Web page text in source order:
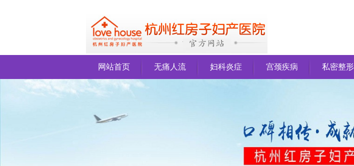
网站首页 无痛人流 妇科炎症 宫颈疾病 私密整形